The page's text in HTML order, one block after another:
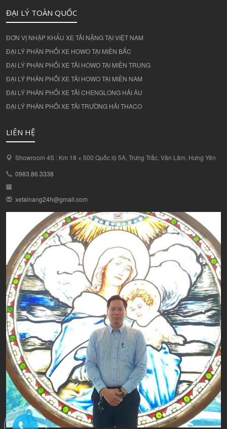
ĐẠI LÝ TOÀN QUỐC
ĐƠN VỊ NHẬP KHẨU XE TẢI NẶNG TẠI VIỆT NAM
ĐẠI LÝ PHÂN PHỐI XE HOWO TẠI MIỀN BẮC
ĐẠI LÝ PHÂN PHỐI XE TẢI HOWO TẠI MIỀN TRUNG
ĐẠI LÝ PHÂN PHỐI XE TẢI HOWO TẠI MIỀN NAM
ĐẠI LÝ PHÂN PHỐI XE TẢI CHENGLONG HẢI ÂU
ĐẠI LÝ PHÂN PHỐI XE TẢI TRƯỜNG HẢI THACO
LIÊN HỆ
Showroom 4S : Km 18 + 500 Quốc lộ 5A, Trưng Trắc, Văn Lâm, Hưng Yên
0983.86.3338
xetainang24h@gmail.com